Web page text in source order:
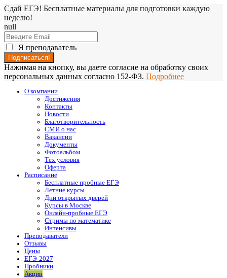
Сдай ЕГЭ! Бесплатные материалы для подготовки каждую
неделю!
null
Я преподаватель
Нажимая на кнопку, вы даете согласие на обработку своих
персональных данных согласно 152-ФЗ. Подробнее
О компании
Достижения
Контакты
Новости
Благотворительность
СМИ о нас
Вакансии
Документы
Фотоальбом
Тех условия
Оферта
Расписание
Бесплатные пробные ЕГЭ
Летние курсы
Дни открытых дверей
Курсы в Москве
Онлайн-пробные ЕГЭ
Стримы по математике
Интенсивы
Преподаватели
Отзывы
Цены
ЕГЭ-2027
Пробники
Акции